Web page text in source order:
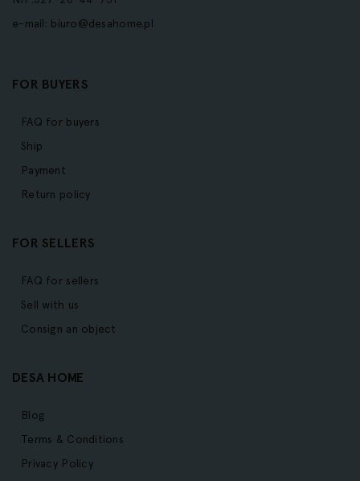
e-mail: biuro@desahome.pl
FOR BUYERS
FAQ for buyers
Ship
Payment
Return policy
FOR SELLERS
FAQ for sellers
Sell with us
Consign an object
DESA HOME
Blog
Terms & Conditions
Privacy Policy